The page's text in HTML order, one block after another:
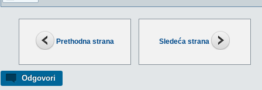
Prethodna strana Sledeća strana
Odgovori